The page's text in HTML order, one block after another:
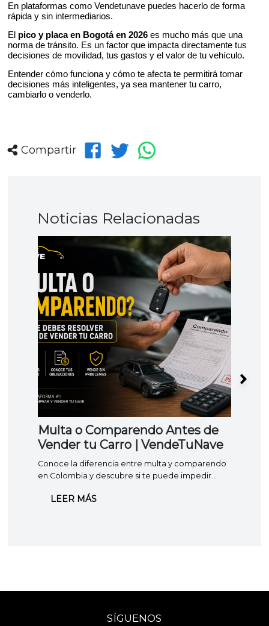
En plataformas como Vendetunave puedes hacerlo de forma
rápida y sin intermediarios.
El pico y placa en Bogotá en 2026es mucho más que una
norma de tránsito. Es un factor que impacta directamente tus
decisiones de movilidad, tus gastos y el valor de tu vehículo.
Entender cómo funciona y cómo te afecta te permitirá tomar
decisiones más inteligentes, ya sea mantener tu carro,
cambiarlo o venderlo.
Compartir
Noticias Relacionadas
Multa o Comparendo Antes de
Vender tu Carro | VendeTuNave
Conoce la diferencia entre multa y comparendo
en Colombia y descubre si te puede impedir
LEER MÁS
SÍGUENOS